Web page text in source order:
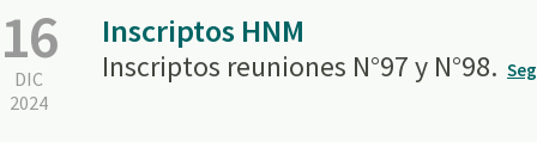
16
DIC
2024
Inscriptos HNM
Inscriptos reuniones N°97 y N°98.